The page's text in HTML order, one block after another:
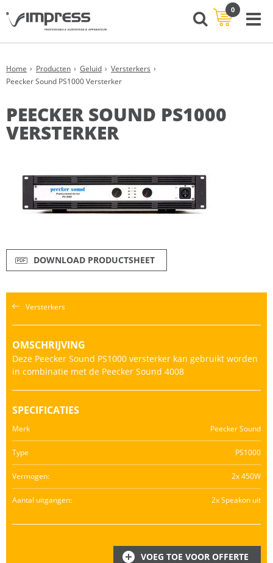
0
Home Producten Geluid
Versterkers
Peecker Sound PS1000 Versterker
PEECKER SOUND PS1000
VERSTERKER
DOWNLOAD PRODUCTSHEET
Versterkers
OMSCHRIJVING
Deze Peecker Sound PS1000 versterker kan gebruikt worden
in combinatie met de Peecker Sound 4008
SPECIFICATIES
Merk Peecker Sound
Type PS1000
Vermogen: 2x 450W
Aantal uitgangen: 2x Speakon uit
VOEG TOE VOOR OFFERTE